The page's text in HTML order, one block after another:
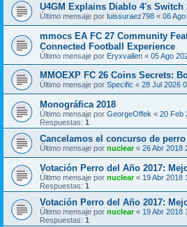
U4GM Explains Diablo 4's Switch
Último mensaje por luissuraez798 « 06 Ago
mmocs EA FC 27 Community
Connected Football Experience
Último mensaje por Eryxvallen « 05 Ago
MMOEXP FC 26 Coins Secrets:
Último mensaje por Specific « 28 Jul 2026
Monográfica 2018
Último mensaje por GeorgeOffek « 20 Feb
Respuestas: 1
Cancelamos el concurso de
Último mensaje por nuclear« 26 Abr 2018
Votación Perro del Año 2017:
Último mensaje por nuclear« 19 Abr 2018
Respuestas: 1
Votación Perro del Año 2017:
Último mensaje por nuclear« 19 Abr 2018
Respuestas: 1